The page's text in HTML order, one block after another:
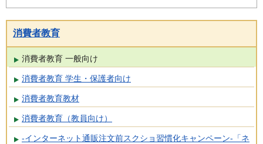
消費者教育
消費者教育 一般向け
消費者教育 学生・保護者向け
消費者教育教材
消費者教育（教員向け）
-インターネット通販注文前スクショ習慣化キャンペーン-「ネ